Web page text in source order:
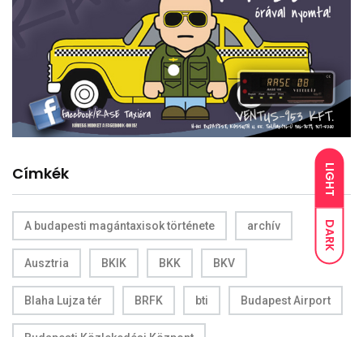
LIGHT
DARK
Címkék
A budapesti magántaxisok története archív
Ausztria BKIK BKK BKV
Blaha Lujza tér BRFK bti Budapest Airport